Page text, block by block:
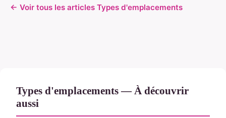
← Voir tous les articles Types d'emplacements
Types d'emplacements — À découvrir
aussi